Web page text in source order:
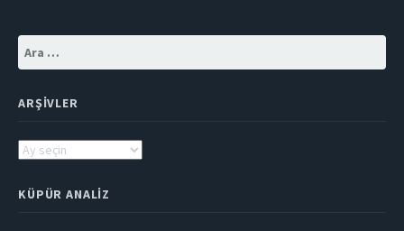
ARŞIVLER
Arşivler
KÜPÜR ANALIZ